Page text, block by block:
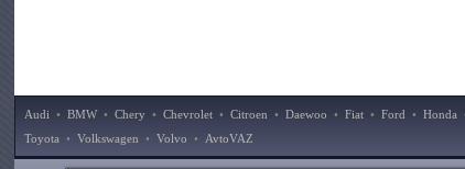
Audi • BMW • Chery • Chevrolet • Citroen • Daewoo • Fiat • Ford • Honda
Toyota • Volkswagen • Volvo • AvtoVAZ